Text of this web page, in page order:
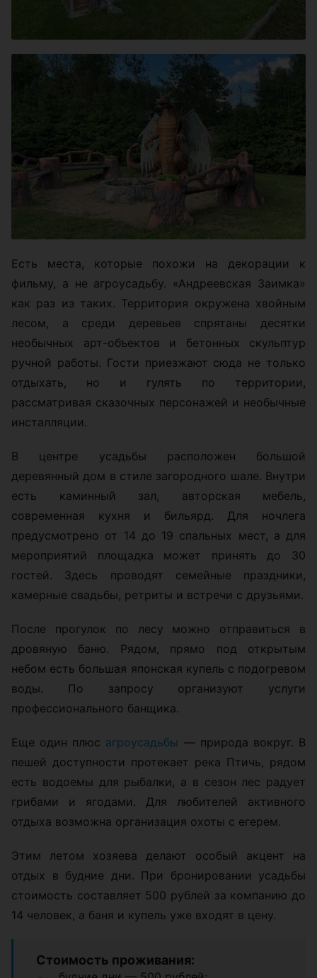
Есть места, которые похожи на декорации к
фильму, а не агроусадьбу. «Андреевская Заимка»
как раз из таких. Территория окружена хвойным
лесом, а среди деревьев спрятаны десятки
необычных арт-объектов и бетонных скульптур
ручной работы. Гости приезжают сюда не только
отдыхать, но и гулять по территории,
рассматривая сказочных персонажей и необычные
инсталляции.
В центре усадьбы расположен большой
деревянный дом в стиле загородного шале. Внутри
есть каминный зал, авторская мебель,
современная кухня и бильярд. Для ночлега
предусмотрено от 14 до 19 спальных мест, а для
мероприятий площадка может принять до 30
гостей. Здесь проводят семейные праздники,
камерные свадьбы, ретриты и встречи с друзьями.
После прогулок по лесу можно отправиться в
дровяную баню. Рядом, прямо под открытым
небом есть большая японская купель с подогревом
воды. По запросу организуют услуги
профессионального банщика.
Еще один плюс агроусадьбы — природа вокруг. В
пешей доступности протекает река Птичь, рядом
есть водоемы для рыбалки, а в сезон лес радует
грибами и ягодами. Для любителей активного
отдыха возможна организация охоты с егерем.
Этим летом хозяева делают особый акцент на
отдых в будние дни. При бронировании усадьбы
стоимость составляет 500 рублей за компанию до
14 человек, а баня и купель уже входят в цену.
Стоимость проживания: